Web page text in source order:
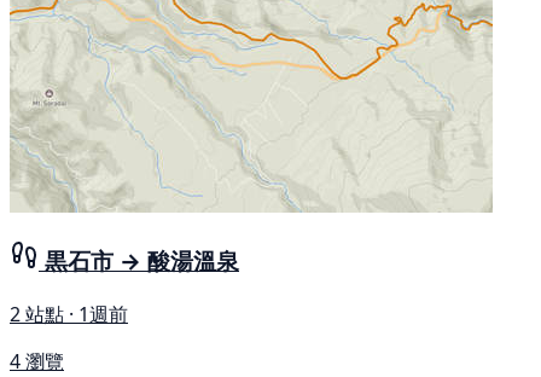
黒石市 → 酸湯溫泉
2 站點 · 1週前
4 瀏覽